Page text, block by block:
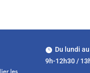
Du lundi au
9h-12h30 /